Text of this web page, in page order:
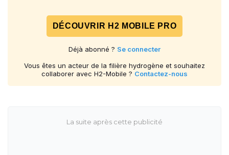
DÉCOUVRIR H2 MOBILE PRO
Déjà abonné ? Se connecter
Vous êtes un acteur de la filière hydrogène et souhaitez
collaborer avec H2-Mobile ? Contactez-nous